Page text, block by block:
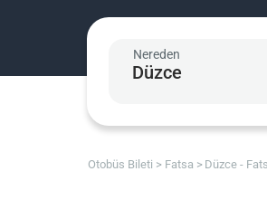
Nereden
Otobüs Bileti Fatsa Düzce -